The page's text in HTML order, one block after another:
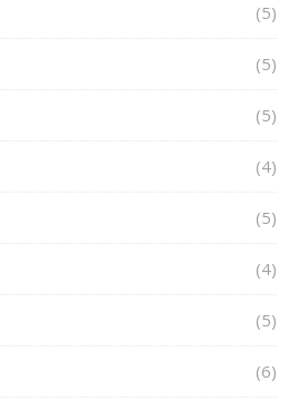
(5)
(5)
(5)
(4)
(5)
(4)
(5)
(6)